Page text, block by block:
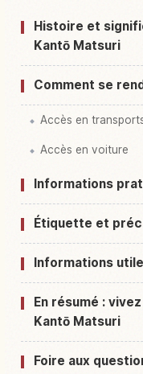
Histoire et
Kantō Matsuri
Comment se
Accès en
Accès en voiture
Informations
Étiquette et
Informations
En résumé :
Kantō Matsuri
Foire aux